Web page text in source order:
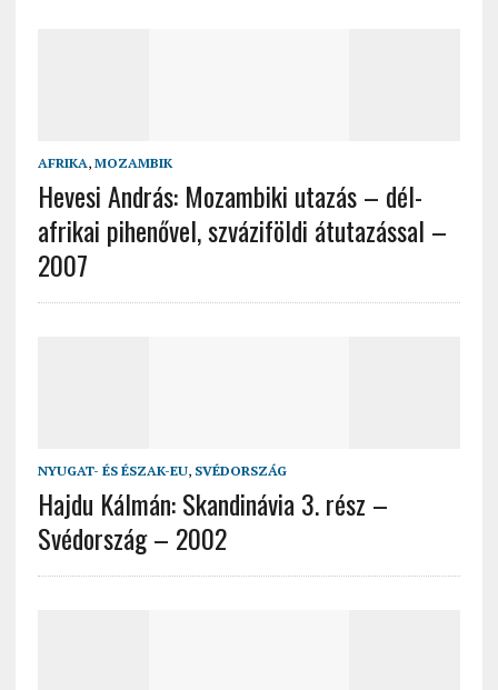
AFRIKA, MOZAMBIK
Hevesi András: Mozambiki utazás – dél-
afrikai pihenővel, szváziföldi átutazással –
2007
NYUGAT- ÉS ÉSZAK-EU, SVÉDORSZÁG
Hajdu Kálmán: Skandinávia 3. rész –
Svédország – 2002